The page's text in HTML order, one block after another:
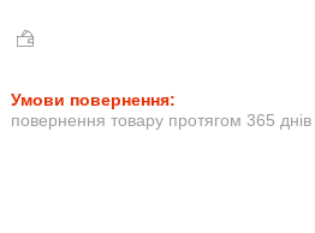
повернення товару протягом 365 днів